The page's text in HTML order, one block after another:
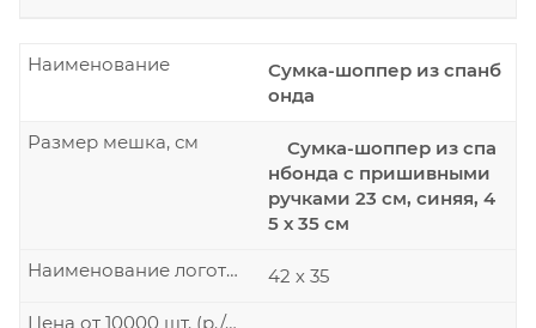
Сумка-шоппер из спанб
онда
Наименование
Сумка-шоппер из спа
нбонда с пришивными
ручками 23 см, синяя, 4
5 х 35 см
Размер мешка, см
42 х 35
Наименование логотипа
Цена от 10000 шт. (р./шт.)